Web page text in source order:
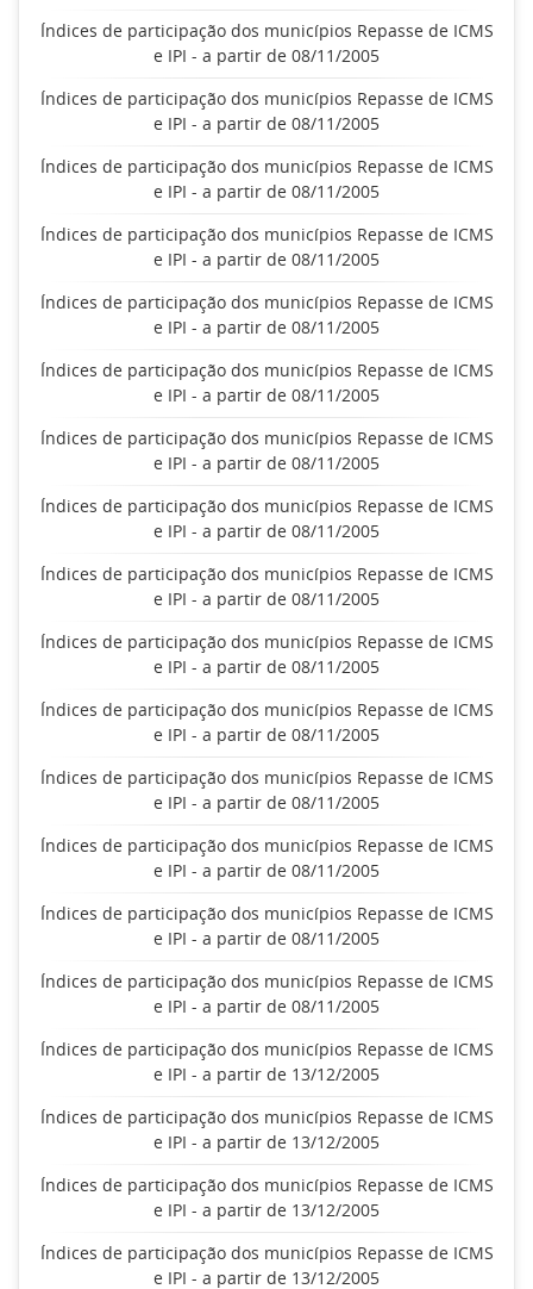
Índices de participação dos municípios Repasse de ICMS
e IPI - a partir de 08/11/2005
Índices de participação dos municípios Repasse de ICMS
e IPI - a partir de 08/11/2005
Índices de participação dos municípios Repasse de ICMS
e IPI - a partir de 08/11/2005
Índices de participação dos municípios Repasse de ICMS
e IPI - a partir de 08/11/2005
Índices de participação dos municípios Repasse de ICMS
e IPI - a partir de 08/11/2005
Índices de participação dos municípios Repasse de ICMS
e IPI - a partir de 08/11/2005
Índices de participação dos municípios Repasse de ICMS
e IPI - a partir de 08/11/2005
Índices de participação dos municípios Repasse de ICMS
e IPI - a partir de 08/11/2005
Índices de participação dos municípios Repasse de ICMS
e IPI - a partir de 08/11/2005
Índices de participação dos municípios Repasse de ICMS
e IPI - a partir de 08/11/2005
Índices de participação dos municípios Repasse de ICMS
e IPI - a partir de 08/11/2005
Índices de participação dos municípios Repasse de ICMS
e IPI - a partir de 08/11/2005
Índices de participação dos municípios Repasse de ICMS
e IPI - a partir de 08/11/2005
Índices de participação dos municípios Repasse de ICMS
e IPI - a partir de 08/11/2005
Índices de participação dos municípios Repasse de ICMS
e IPI - a partir de 08/11/2005
Índices de participação dos municípios Repasse de ICMS
e IPI - a partir de 13/12/2005
Índices de participação dos municípios Repasse de ICMS
e IPI - a partir de 13/12/2005
Índices de participação dos municípios Repasse de ICMS
e IPI - a partir de 13/12/2005
Índices de participação dos municípios Repasse de ICMS
e IPI - a partir de 13/12/2005